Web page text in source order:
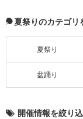
夏祭りのカテゴリ
夏祭り
盆踊り
開催情報を絞り